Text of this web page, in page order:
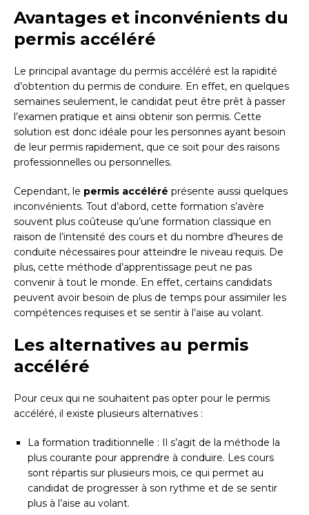
Avantages et inconvénients du
permis accéléré
Le principal avantage du permis accéléré est la rapidité
d’obtention du permis de conduire. En effet, en quelques
semaines seulement, le candidat peut être prêt à passer
l’examen pratique et ainsi obtenir son permis. Cette
solution est donc idéale pour les personnes ayant besoin
de leur permis rapidement, que ce soit pour des raisons
professionnelles ou personnelles.
Cependant, le permis accéléré présente aussi quelques
inconvénients. Tout d’abord, cette formation s’avère
souvent plus coûteuse qu’une formation classique en
raison de l’intensité des cours et du nombre d’heures de
conduite nécessaires pour atteindre le niveau requis. De
plus, cette méthode d’apprentissage peut ne pas
convenir à tout le monde. En effet, certains candidats
peuvent avoir besoin de plus de temps pour assimiler les
compétences requises et se sentir à l’aise au volant.
Les alternatives au permis
accéléré
Pour ceux qui ne souhaitent pas opter pour le permis
accéléré, il existe plusieurs alternatives :
La formation traditionnelle : Il s’agit de la méthode la
plus courante pour apprendre à conduire. Les cours
sont répartis sur plusieurs mois, ce qui permet au
candidat de progresser à son rythme et de se sentir
plus à l’aise au volant.